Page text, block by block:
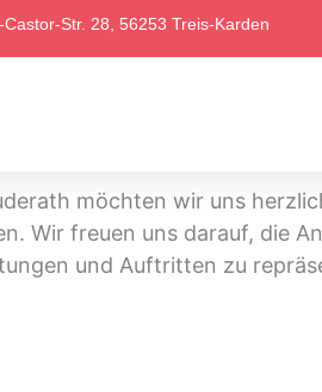
Castor-Str. 28, 56253 Treis-Karden
möchten wir uns
Wir freuen uns darauf, die
und Auftritten zu